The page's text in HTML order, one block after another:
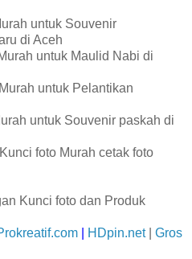
untuk Souvenir
di Aceh
untuk Maulid Nabi di
untuk Pelantikan
untuk Souvenir paskah di
foto Murah cetak foto
Kunci foto dan Produk
HDpin.net| Gros